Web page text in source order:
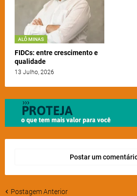
ALÔ MINAS
FIDCs: entre crescimento e
qualidade
13 Julho, 2026
Postar um
Postagem Anterior